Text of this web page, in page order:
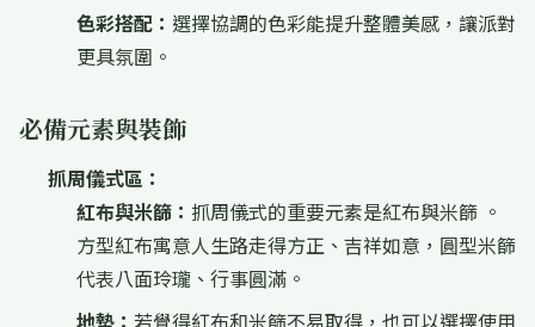
色彩搭配： 選擇協調的色彩能提升整體美感，讓派對
更具氛圍。
必備元素與裝飾
抓周儀式區：
紅布與米篩： 抓周儀式的重要元素是紅布與米篩 。
方型紅布寓意人生路走得方正、吉祥如意，圓型米篩
代表八面玲瓏、行事圓滿。
地墊： 若覺得紅布和米篩不易取得，也可以選擇使用